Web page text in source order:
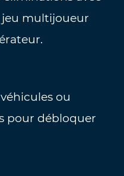
jeu multijoueur
ou
pour débloquer